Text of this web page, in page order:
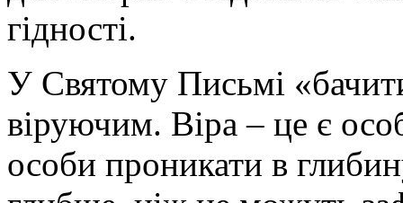
гідності.
У Святому Письмі
віруючим. Віра – це є
особи проникати в